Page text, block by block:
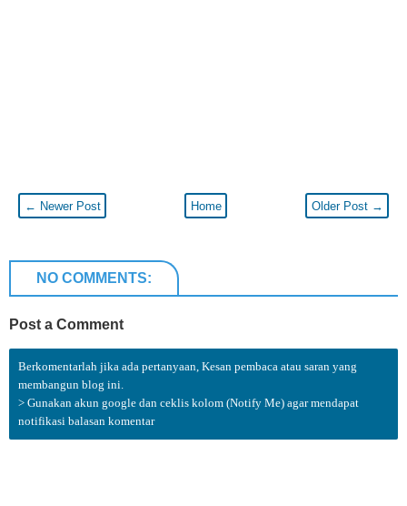
← Newer Post Older Post →
Home
NO COMMENTS:
Post a Comment
Berkomentarlah jika ada pertanyaan, Kesan pembaca atau saran yang
membangun blog ini.
> Gunakan akun google dan ceklis kolom (Notify Me) agar mendapat
notifikasi balasan komentar